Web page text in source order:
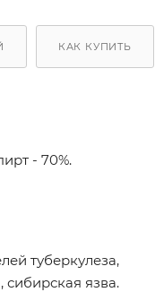
КАК КУПИТЬ
- 70%.
туберкулеза,
язва.